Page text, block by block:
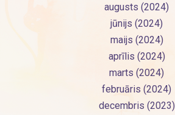
augusts (2024)
jūnijs (2024)
maijs (2024)
aprīlis (2024)
marts (2024)
februāris (2024)
decembris (2023)